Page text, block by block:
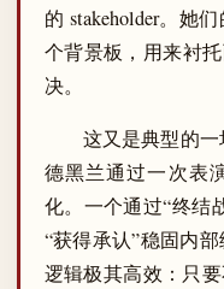
的 stakeholder。她
个背景板，用来衬
决。
这又是典型的
德黑兰通过一次表
化。一个通过“终结
“获得承认”稳固内
逻辑极其高效：只